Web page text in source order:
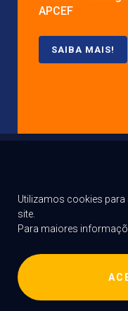
APCEF
SAIBA MAIS!
Utilizamos cookies
site.
Para maiores